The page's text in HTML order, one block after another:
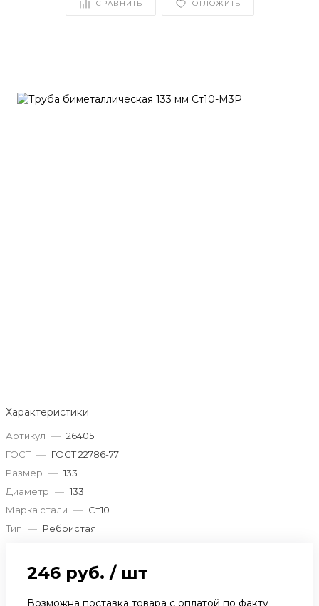
СРАВНИТЬ ОТЛОЖИТЬ
Характеристики
Артикул — 26405
ГОСТ — ГОСТ 22786-77
Размер — 133
Диаметр — 133
Марка стали — Ст10
Тип — Ребристая
246 руб. / шт
Возможна поставка товара с оплатой по факту